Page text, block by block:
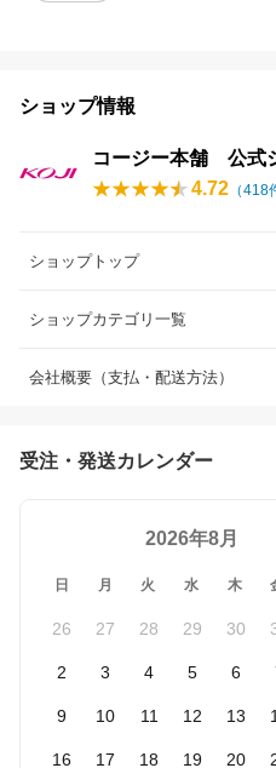
ショップ情報
コージー本舗 公式
4.72 （418
ショップトップ
ショップカテゴリ一覧
会社概要（支払・配送方法）
受注・発送カレンダー
2026年8月
日 月 火 水 木
26 27 28 29 30
2 3 4 5 6
9 10 11 12 13
16 17 18 19 20